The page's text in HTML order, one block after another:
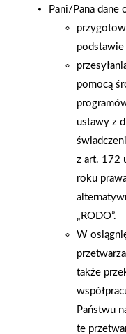
marketingowe były
FB i kolportażu 5 tys.
przybyli i chętnie robili
przepyszny gorący
Mrówką. Nie zabrakło
paragon oraz najwyższy
Pani/Pana dane
podstawie
pomocą
ustawy z
z art. 172
roku
„RODO”.
W
także
Państwu
te